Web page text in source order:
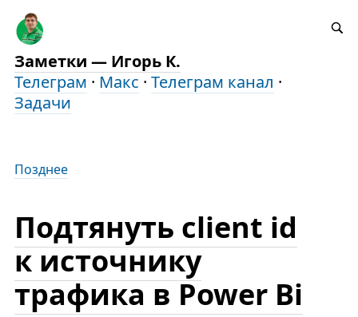
Заметки — Игорь К.
Телеграм · Макс · Телеграм канал ·
Задачи
Позднее
Подтянуть client id
к источнику
трафика в Power Bi